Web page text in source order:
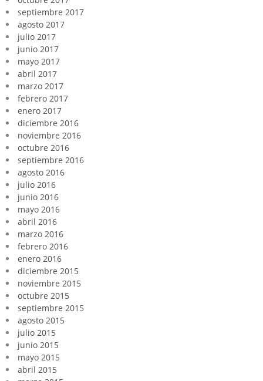
septiembre 2017
agosto 2017
julio 2017
junio 2017
mayo 2017
abril 2017
marzo 2017
febrero 2017
enero 2017
diciembre 2016
noviembre 2016
octubre 2016
septiembre 2016
agosto 2016
julio 2016
junio 2016
mayo 2016
abril 2016
marzo 2016
febrero 2016
enero 2016
diciembre 2015
noviembre 2015
octubre 2015
septiembre 2015
agosto 2015
julio 2015
junio 2015
mayo 2015
abril 2015